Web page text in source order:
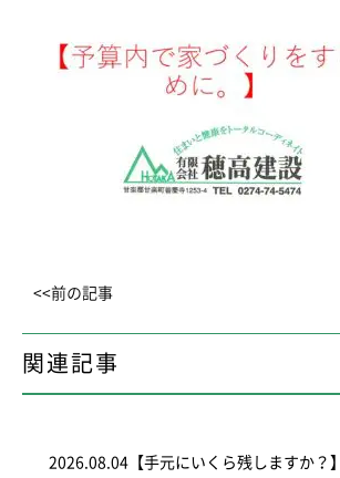
<<前の記事
関連記事
2026.08.04 【手元にいくら残しますか？】